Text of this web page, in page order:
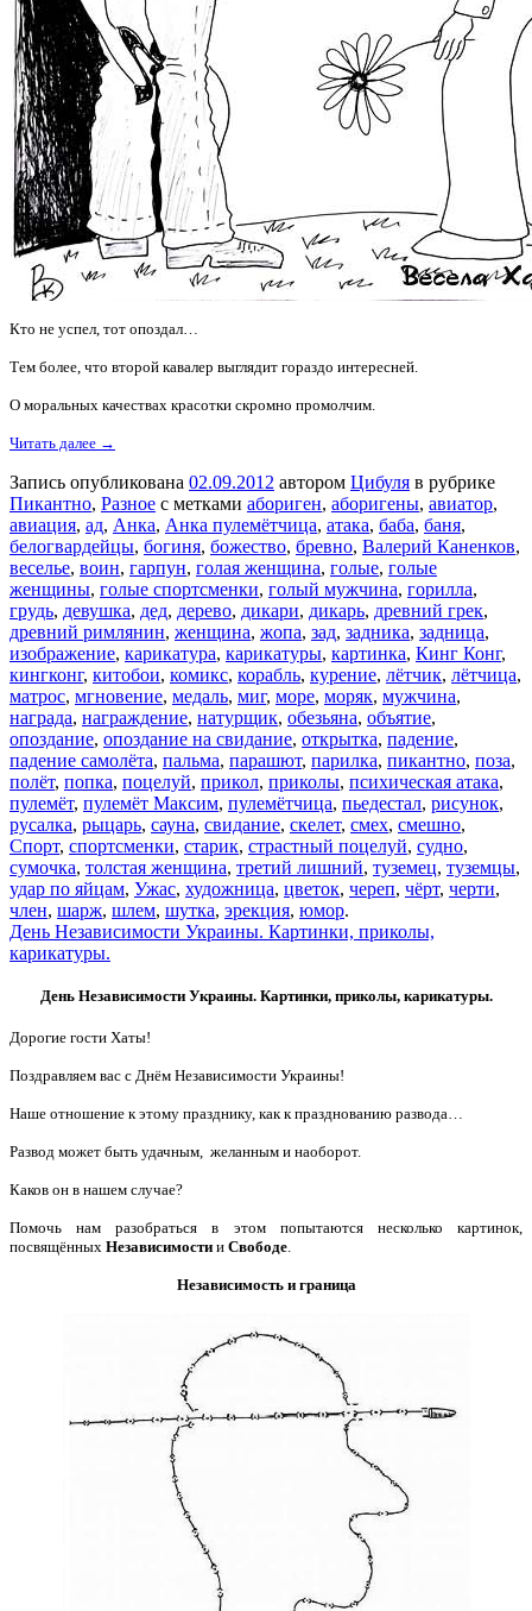
Кто не успел, тот опоздал…
Тем более, что второй кавалер выглядит гораздо интересней.
О моральных качествах красотки скромно промолчим.
Читать далее →
Запись опубликована 02.09.2012 автором Цибуля в рубрике
Пикантно, Разное с метками абориген, аборигены, авиатор,
авиация, ад, Анка, Анка пулемётчица, атака, баба, баня,
белогвардейцы, богиня, божество, бревно, Валерий Каненков,
веселье, воин, гарпун, голая женщина, голые, голые
женщины, голые спортсменки, голый мужчина, горилла,
грудь, девушка, дед, дерево, дикари, дикарь, древний грек,
древний римлянин, женщина, жопа, зад, задника, задница,
изображение, карикатура, карикатуры, картинка, Кинг Конг,
кингконг, китобои, комикс, корабль, курение, лётчик, лётчица,
матрос, мгновение, медаль, миг, море, моряк, мужчина,
награда, награждение, натурщик, обезьяна, объятие,
опоздание, опоздание на свидание, открытка, падение,
падение самолёта, пальма, парашют, парилка, пикантно, поза,
полёт, попка, поцелуй, прикол, приколы, психическая атака,
пулемёт, пулемёт Максим, пулемётчица, пьедестал, рисунок,
русалка, рыцарь, сауна, свидание, скелет, смех, смешно,
Спорт, спортсменки, старик, страстный поцелуй, судно,
сумочка, толстая женщина, третий лишний, туземец, туземцы,
удар по яйцам, Ужас, художница, цветок, череп, чёрт, черти,
член, шарж, шлем, шутка, эрекция, юмор.
День Независимости Украины. Картинки, приколы,
карикатуры.
День Независимости Украины. Картинки, приколы, карикатуры.
Дорогие гости Хаты!
Поздравляем вас с Днём Независимости Украины!
Наше отношение к этому празднику, как к празднованию развода…
Развод может быть удачным, желанным и наоборот.
Каков он в нашем случае?
Помочь нам разобраться в этом попытаются несколько картинок,
посвящённых Независимости и Свободе
Независимость и граница